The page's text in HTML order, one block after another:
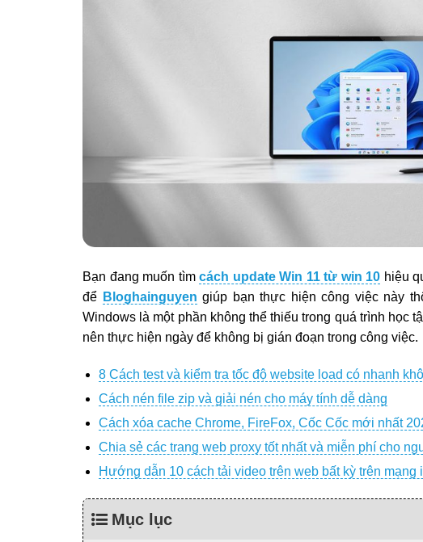
Bạn đang muốn tìm cách update Win 11 từ win 10 hiệu
để Bloghainguyen giúp bạn thực hiện công việc này
Windows là một phần không thể thiếu trong quá trình học
nên thực hiện ngày để không bị gián đoạn trong công việc.
8 Cách test và kiểm tra tốc độ website load có nhanh
Cách nén file zip và giải nén cho máy tính dễ dàng
Cách xóa cache Chrome, FireFox, Cốc Cốc mới nhất
Chia sẻ các trang web proxy tốt nhất và miễn phí cho
Hướng dẫn 10 cách tải video trên web bất kỳ trên mạng
Mục lục